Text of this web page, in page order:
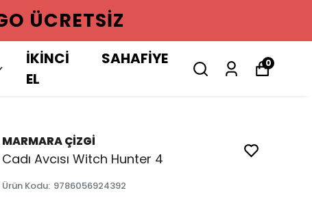
ÜCRETSIZ
İKİNCİ
EL
SAHAFİYE 0
MARMARA ÇİZGİ
Cadı Avcısı Witch Hunter 4
Ürün Kodu: 9786056924392